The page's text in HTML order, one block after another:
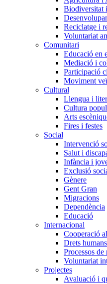
Biodiversitat
Reciclatge i
Voluntariat
Comunitari
Educació en
Mediació i
Participació
Moviment
Cultural
Llengua i
Cultura
Arts
Fires i festes
Social
Intervenció
Salut i
Infància i
Exclusió
Gènere
Gent Gran
Migracions
Dependència
Educació
Internacional
Cooperació
Drets
Processos de
Voluntariat
Projectes
Avaluació i